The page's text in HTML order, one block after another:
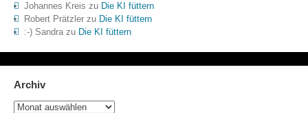
Johannes Kreis zu Die KI füttern
Robert Prätzlerzu Die KI füttern
:-) Sandrazu Die KI füttern
Archiv
Archiv